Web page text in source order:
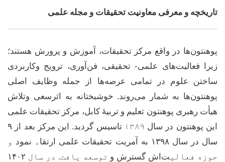
تاریخچه و معرفی معاونیت تحقیقات و مجله علمی
پوهنتون‌ها در واقع مرکز تحقیقات، آموزش و پرورش هستند؛
زیرا فعالیت‌های علمی- تحقیقی، فن‌آوری، ترویج وکاربردی
ساختن علوم در تمامی عرصه‌ها از جمله وظایف اصلی
پوهنتون‌ها به شمار می‌روند. خوشبختانه به اثرسعی وتلاش
هیأت رهبری پوهنتون تعلیم و تربیۀ کابل، مرکز تحقیقات علمی
این پوهنتون در سال ۱۳۸۹ تاسیس گردید. این مرکز بعد از ۹
سال در سال ۱۳۹۸ به آمریت تحقیقات علمی ارتقا ء نمود و
حوزه فعالی ت‌اش گسترش و توسعه یافت. در سال ۱۴۰۲